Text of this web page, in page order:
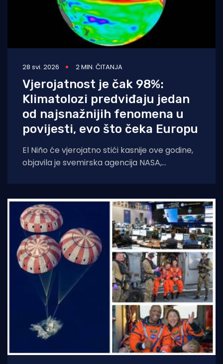
28 svi. 2026 2 MIN. ČITANJA
Vjerojatnost je čak 98%:
Klimatolozi predviđaju jedan
od najsnažnijih fenomena u
povijesti, evo što čeka Europu
El Niño će vjerojatno stići kasnije ove godine,
objavila je svemirska agencija NASA,